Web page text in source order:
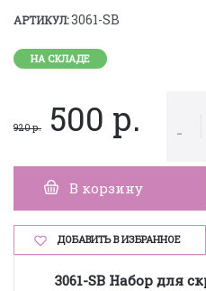
АРТИКУЛ:3061-SB
НА СКЛАДЕ
920 р. 500 р. -
В корзину
ДОБАВИТЬ В ИЗБРАННОЕ
3061-SB Набор для